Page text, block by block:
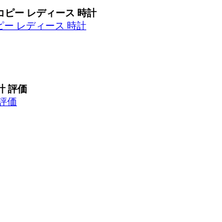
ピー レディース 時計
ー レディース 時計
評価
価